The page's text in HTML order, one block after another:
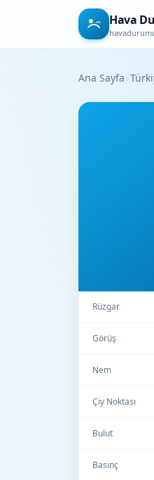
Hava
Ana Sayfa ›
Rüzgar
Görüş
Nem
Çiy Noktası
Bulut
Basınç